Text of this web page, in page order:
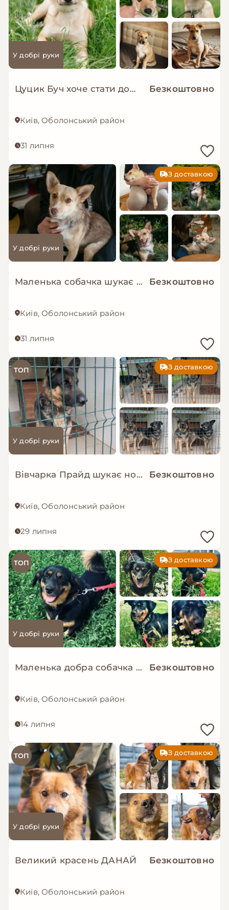
У добрі руки
Цуцик Буч хоче стати домашнім! Безкоштовно
Київ, Оболонський район
31 липня
З доставкою
У добрі руки
Маленька собачка шукає люблячу і надійну родину! Безкоштовно
Київ, Оболонський район
31 липня
ТОП З доставкою
У добрі руки
Вівчарка Прайд шукає нову сім’ю! Безкоштовно
Київ, Оболонський район
29 липня
ТОП З доставкою
У добрі руки
Маленька добра собачка мріє знову стати домашньою! Безкоштовно
Київ, Оболонський район
14 липня
ТОП З доставкою
У добрі руки
Великий красень ДАНАЙ Безкоштовно
Київ, Оболонський район